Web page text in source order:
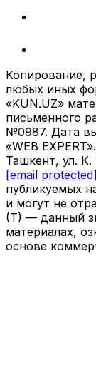
Копирование,
любых иных
«KUN.UZ»
письменного
№0987. Дата
«WEB
Ташкент, ул.
info@kun.uz.
публикуемых
и могут не
(T) — данный
материалах,
основе